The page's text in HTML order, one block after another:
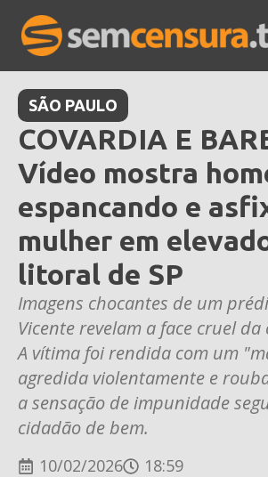
SÃO PAULO
COVARDIA E
Vídeo mostra
espancando e
mulher em
litoral de SP
Imagens chocantes de um
Vicente revelam a face cruel
A vítima foi rendida com um
agredida violentamente e
a sensação de impunidade
cidadão de bem.
10/02/2026 18:59